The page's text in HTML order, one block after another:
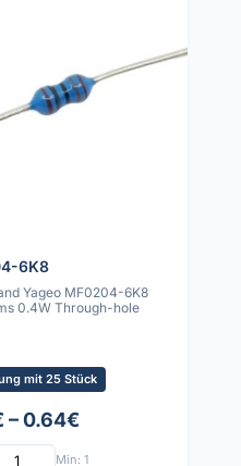
6K8
Yageo MF0204-6K8
0.4W Through-hole
mit 25 Stück
– 0.64€
Min: 1